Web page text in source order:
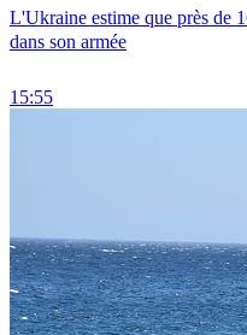
L'Ukraine estime que près de
dans son armée
15:55